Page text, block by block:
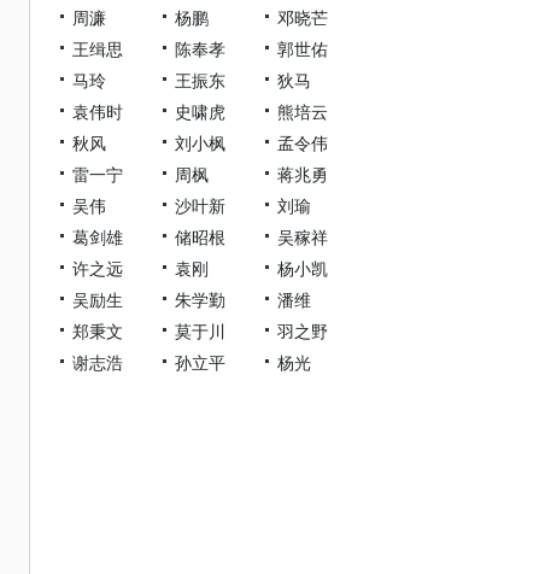
周濂
杨鹏
邓晓芒
王缉思
陈奉孝
郭世佑
马玲
王振东
狄马
袁伟时
史啸虎
熊培云
秋风
刘小枫
孟令伟
雷一宁
周枫
蒋兆勇
吴伟
沙叶新
刘瑜
葛剑雄
储昭根
吴稼祥
许之远
袁刚
杨小凯
吴励生
朱学勤
潘维
郑秉文
莫于川
羽之野
谢志浩
孙立平 杨光